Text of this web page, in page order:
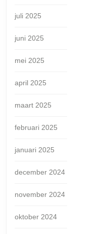
juli 2025
juni 2025
mei 2025
april 2025
maart 2025
februari 2025
januari 2025
december 2024
november 2024
oktober 2024